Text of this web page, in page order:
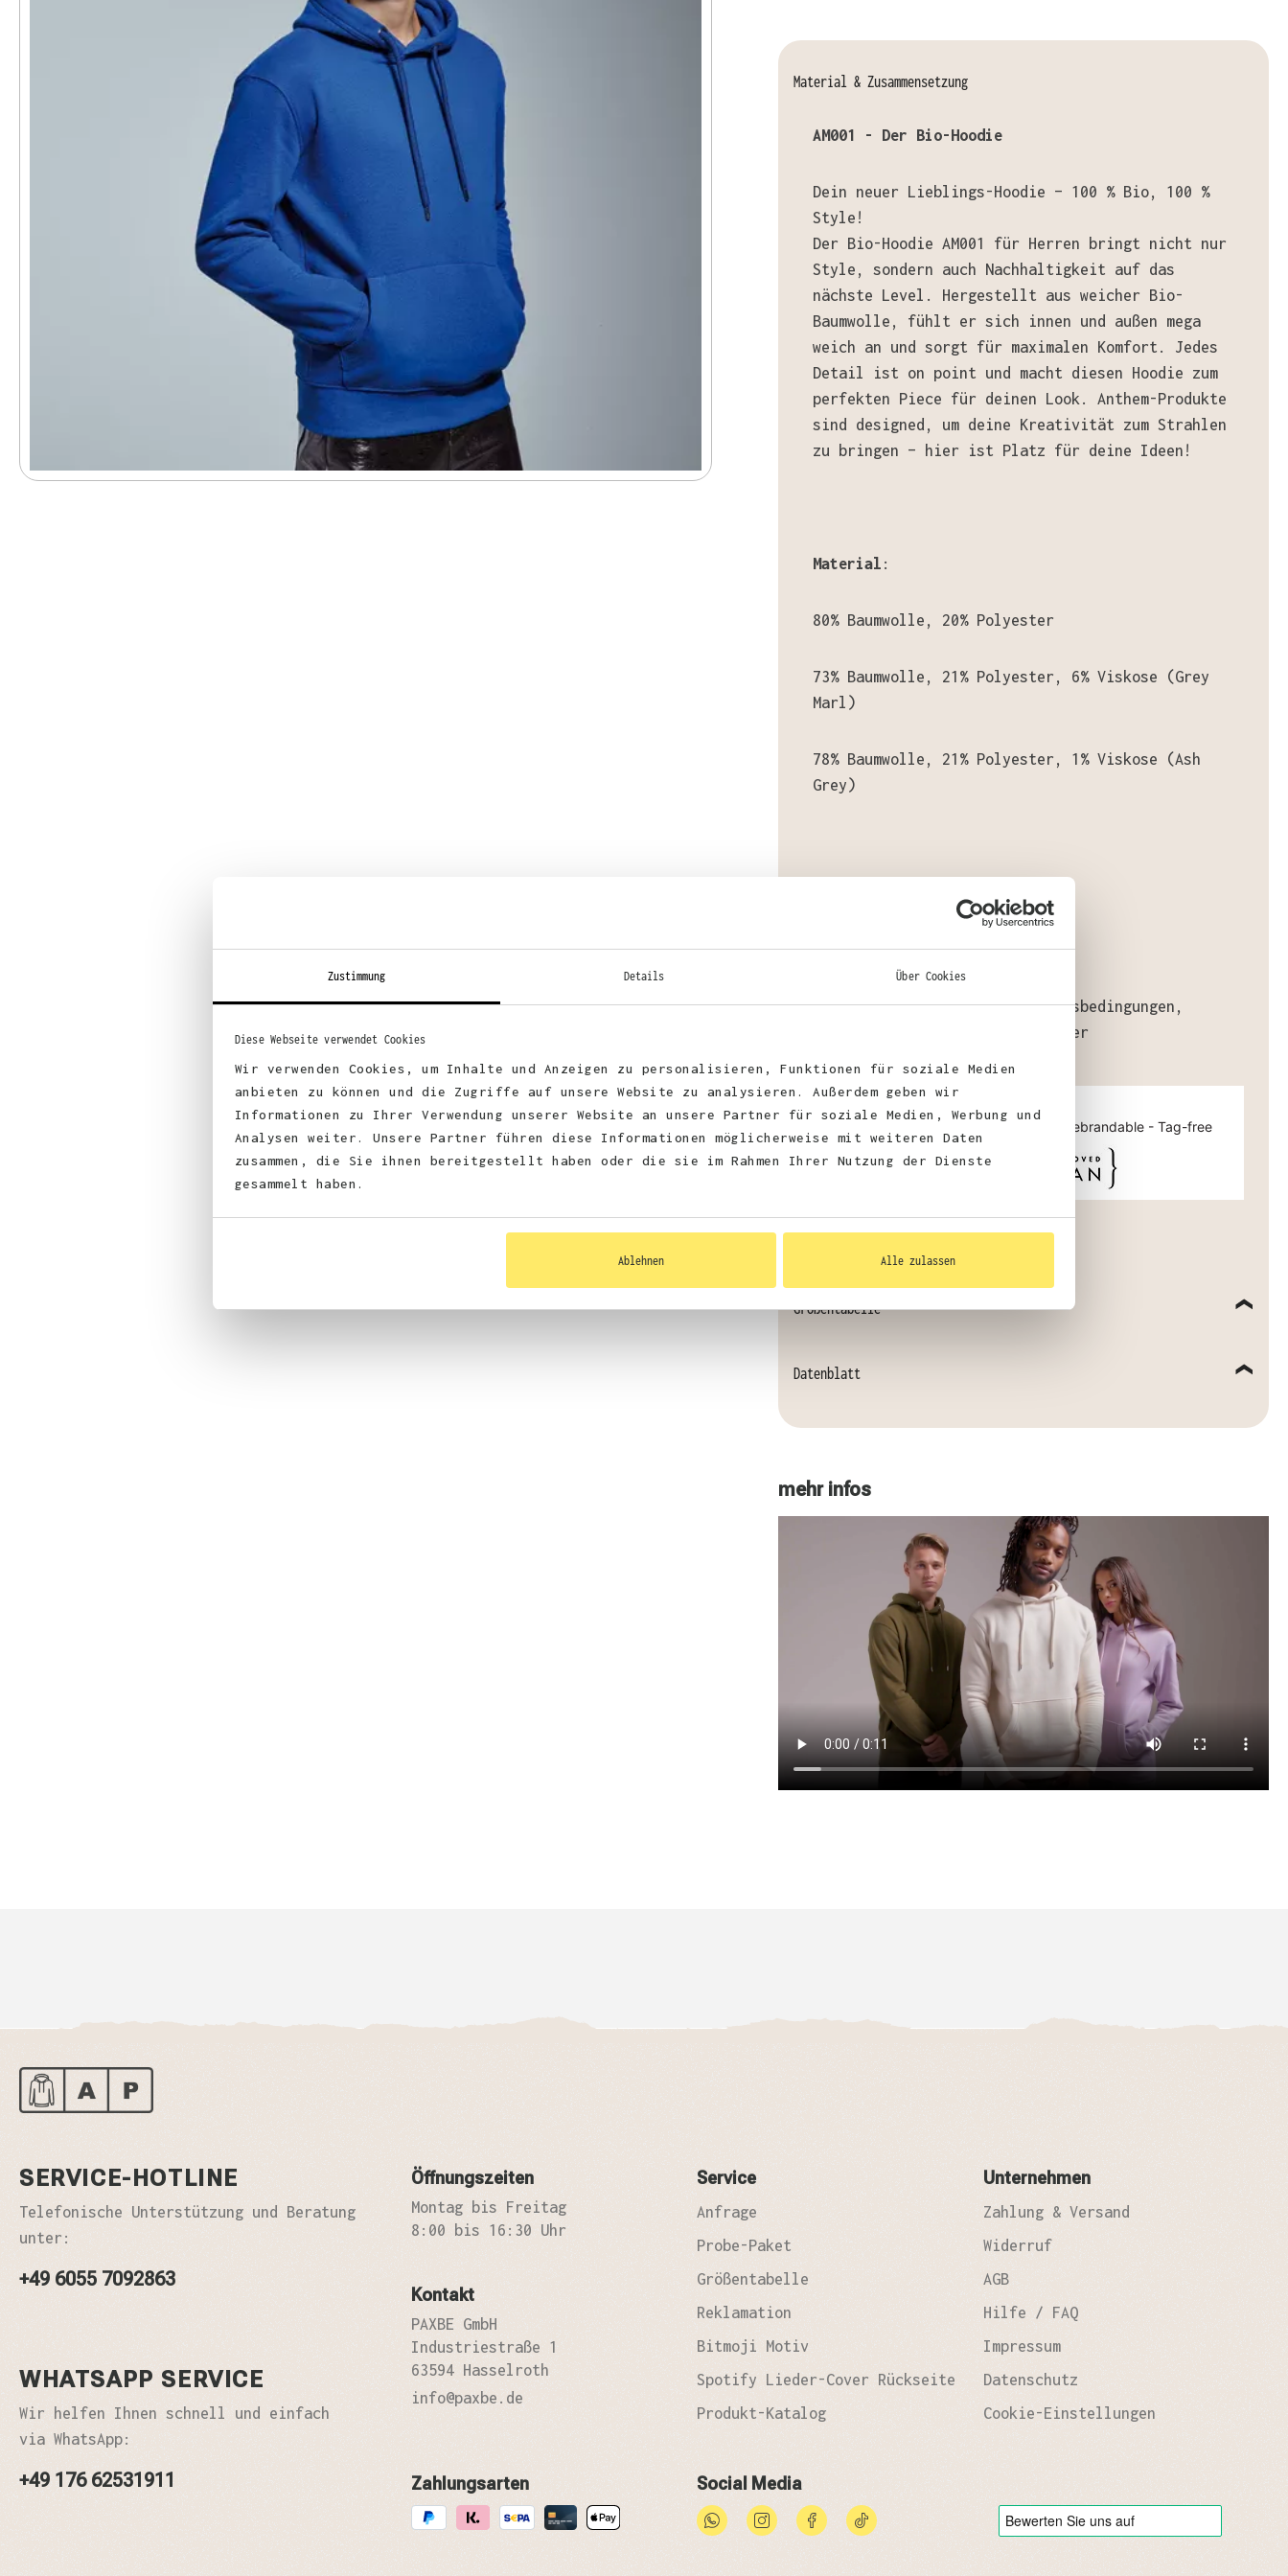
Zustimmung Details Über Cookies
Diese Webseite verwendet Cookies
Wir verwenden Cookies, um Inhalte und Anzeigen zu personalisieren, Funktionen für soziale Medien
anbieten zu können und die Zugriffe auf unsere Website zu analysieren. Außerdem geben wir
Informationen zu Ihrer Verwendung unserer Website an unsere Partner für soziale Medien, Werbung und
Analysen weiter. Unsere Partner führen diese Informationen möglicherweise mit weiteren Daten
zusammen, die Sie ihnen bereitgestellt haben oder die sie im Rahmen Ihrer Nutzung der Dienste
gesammelt haben.
Ablehnen Alle zulassen
Material & Zusammensetzung
AM001 - Der Bio-Hoodie
Dein neuer Lieblings-Hoodie – 100 % Bio, 100 %
Style!
Der Bio-Hoodie AM001 für Herren bringt nicht nur
Style, sondern auch Nachhaltigkeit auf das
nächste Level. Hergestellt aus weicher Bio-
Baumwolle, fühlt er sich innen und außen mega
weich an und sorgt für maximalen Komfort. Jedes
Detail ist on point und macht diesen Hoodie zum
perfekten Piece für deinen Look. Anthem-Produkte
sind designed, um deine Kreativität zum Strahlen
zu bringen – hier ist Platz für deine Ideen!
Material :
80% Baumwolle, 20% Polyester
73% Baumwolle, 21% Polyester, 6% Viskose (Grey
Marl)
78% Baumwolle, 21% Polyester, 1% Viskose (Ash
Grey)
: 320 g/m²
Zertifizierungen:
Vegan, BSCI, WRAPfaire Arbeitsbedingungen,
REACH, Sedex, Recycled Polyester
Größentabelle
Datenblatt
mehr infos
SERVICE-HOTLINE
Telefonische Unterstützung und Beratung
unter:
+49 6055 7092863
WHATSAPP SERVICE
Wir helfen Ihnen schnell und einfach
via WhatsApp:
+49 176 62531911
Öffnungszeiten
Montag bis Freitag
8:00 bis 16:30 Uhr
Kontakt
PAXBE GmbH
Industriestraße 1
63594 Hasselroth
info@paxbe.de
Service
Anfrage
Probe-Paket
Größentabelle
Reklamation
Bitmoji Motiv
Spotify Lieder-Cover Rückseite
Produkt-Katalog
Unternehmen
Zahlung & Versand
Widerruf
AGB
Hilfe / FAQ
Impressum
Datenschutz
Cookie-Einstellungen
Zahlungsarten Social Media